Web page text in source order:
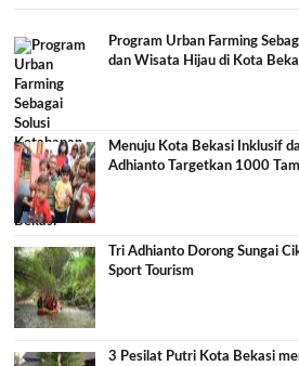
Program Urban Farming
dan Wisata Hijau di Kota
Menuju Kota Bekasi Inklusif
Adhianto Targetkan 1000
Tri Adhianto Dorong Sungai
Sport Tourism
3 Pesilat Putri Kota Bekasi